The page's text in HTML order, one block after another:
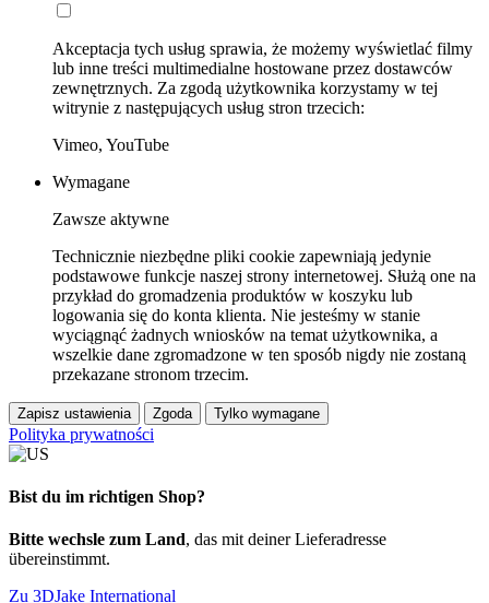
Akceptacja tych usług sprawia, że możemy wyświetlać filmy
lub inne treści multimedialne hostowane przez dostawców
zewnętrznych. Za zgodą użytkownika korzystamy w tej
witrynie z następujących usług stron trzecich:
Vimeo, YouTube
Wymagane
Zawsze aktywne
Technicznie niezbędne pliki cookie zapewniają jedynie
podstawowe funkcje naszej strony internetowej. Służą one na
przykład do gromadzenia produktów w koszyku lub
logowania się do konta klienta. Nie jesteśmy w stanie
wyciągnąć żadnych wniosków na temat użytkownika, a
wszelkie dane zgromadzone w ten sposób nigdy nie zostaną
przekazane stronom trzecim.
Zapisz ustawienia Zgoda Tylko wymagane
Polityka prywatności
Bist du im richtigen Shop?
Bitte wechsle zum Land, das mit deiner Lieferadresse
übereinstimmt.
Zu 3DJake International